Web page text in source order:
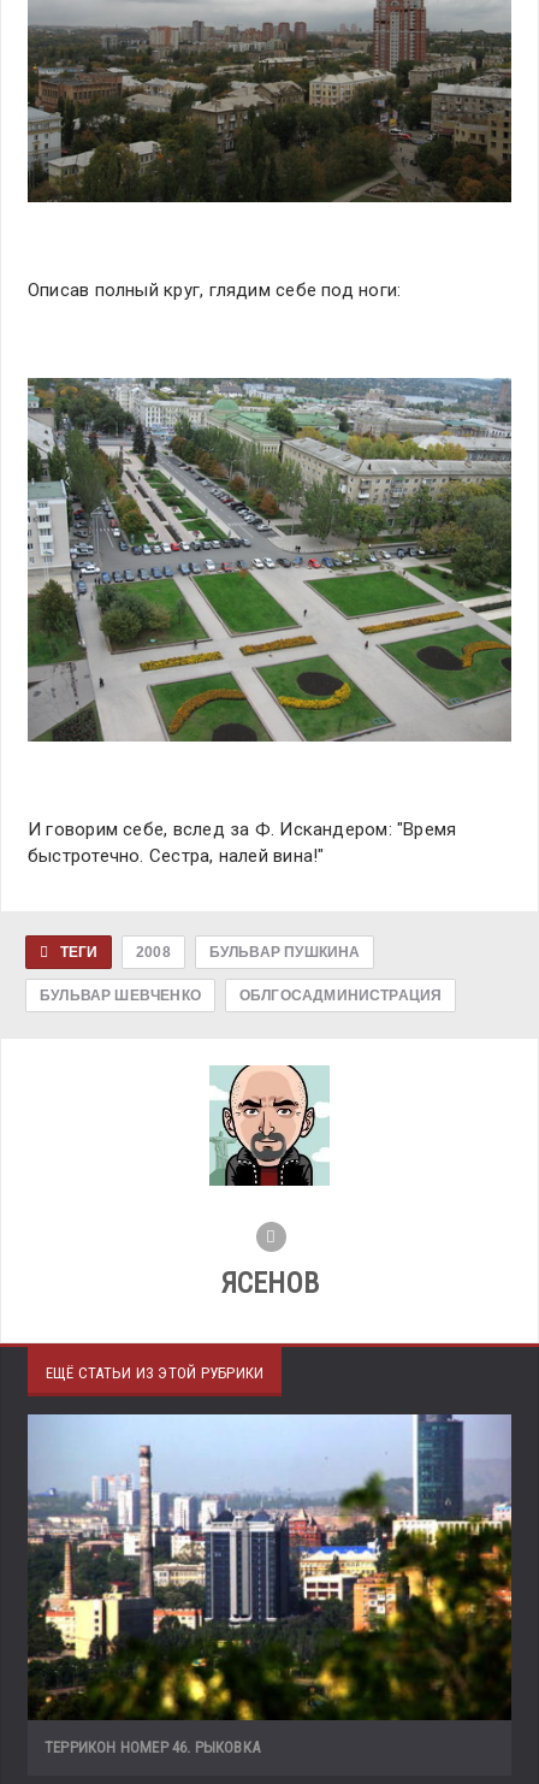
Описав полный круг, глядим себе под ноги:
И говорим себе, вслед за Ф. Искандером: "Время
быстротечно. Сестра, налей вина!"
ТЕГИ 2008 БУЛЬВАР ПУШКИНА
БУЛЬВАР ШЕВЧЕНКО ОБЛГОСАДМИНИСТРАЦИЯ
ЯСЕНОВ
ЕЩЁ СТАТЬИ ИЗ ЭТОЙ РУБРИКИ
ТЕРРИКОН НОМЕР 46. РЫКОВКА